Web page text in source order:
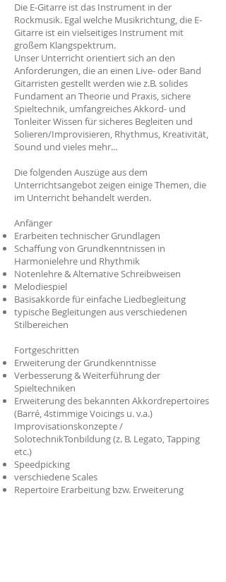
Die E-Gitarre ist das Instrument in der
Rockmusik. Egal welche Musikrichtung, die E-
Gitarre ist ein vielseitiges Instrument mit
großem Klangspektrum.
Unser Unterricht orientiert sich an den
Anforderungen, die an einen Live- oder Band
Gitarristen gestellt werden wie z.B. solides
Fundament an Theorie und Praxis, sichere
Spieltechnik, umfangreiches Akkord- und
Tonleiter Wissen für sicheres Begleiten und
Solieren/Improvisieren, Rhythmus, Kreativität,
Sound und vieles mehr...
Die folgenden Auszüge aus dem
Unterrichtsangebot zeigen einige Themen, die
im Unterricht behandelt werden.
Anfänger
Erarbeiten technischer Grundlagen
Schaffung von Grundkenntnissen in
Harmonielehre und Rhythmik
Notenlehre & Alternative Schreibweisen
Melodiespiel
Basisakkorde für einfache Liedbegleitung
typische Begleitungen aus verschiedenen
Stilbereichen
Fortgeschritten
Erweiterung der Grundkenntnisse
Verbesserung & Weiterführung der
Spieltechniken
Erweiterung des bekannten Akkordrepertoires
(Barré, 4stimmige Voicings u. v.a.)
Improvisationskonzepte /
SolotechnikTonbildung (z. B. Legato, Tapping
etc.)
Speedpicking
verschiedene Scales
Repertoire Erarbeitung bzw. Erweiterung